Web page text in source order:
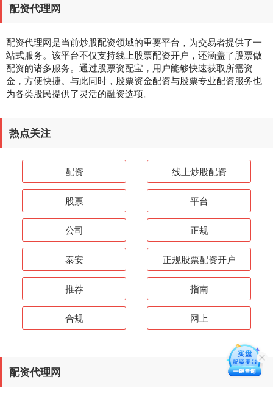
配资代理网
配资代理网是当前炒股配资领域的重要平台，为交易者提供了一
站式服务。该平台不仅支持线上股票配资开户，还涵盖了股票做
配资的诸多服务。通过股票资配宝，用户能够快速获取所需资
金，方便快捷。与此同时，股票资金配资与股票专业配资服务也
为各类股民提供了灵活的融资选项。
热点关注
配资 线上炒股配资
股票 平台
公司 正规
泰安 正规股票配资开户
推荐 指南
合规 网上
配资代理网